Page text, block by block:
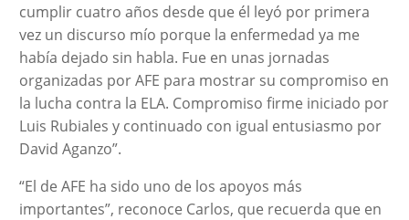
cumplir cuatro años desde que él leyó por primera
vez un discurso mío porque la enfermedad ya me
había dejado sin habla. Fue en unas jornadas
organizadas por AFE para mostrar su compromiso en
la lucha contra la ELA. Compromiso firme iniciado por
Luis Rubiales y continuado con igual entusiasmo por
David Aganzo”.
“El de AFE ha sido uno de los apoyos más
importantes”, reconoce Carlos, que recuerda que en